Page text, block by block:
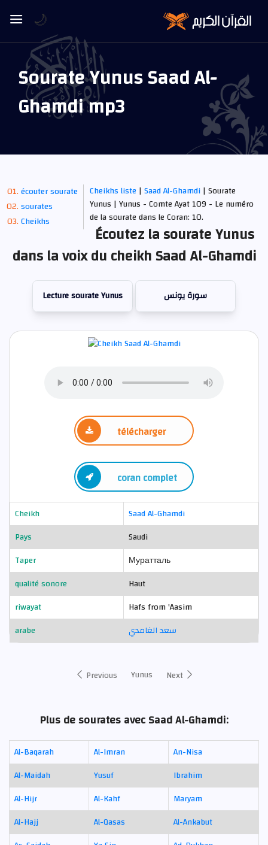
Sourate Yunus Saad Al-
Ghamdi mp3
écouter sourate
sourates
Cheikhs
Cheikhs liste |Saad Al-Ghamdi| Sourate
Yunus | Yunus - Comte Ayat 109 - Le numéro
de la sourate dans le Coran: 10.
Écoutez la sourate Yunus
dans la voix du cheikh Saad Al-Ghamdi
Lecture sourate Yunus سورة يونس
télécharger
coran complet
Cheikh
Saad Al-Ghamdi
Pays
Saudi
Taper
Муратталь
qualité sonore
Haut
riwayat
Hafs from 'Aasim
arabe
سعد الغامدي
Previous Yunus Next
Plus de sourates avec Saad Al-Ghamdi:
Al-Baqarah Al-Imran
An-Nisa
Al-Maidah
Yusuf
Ibrahim
Al-Hijr
Al-Kahf
Maryam
Al-Hajj
Al-Qasas
Al-Ankabut
🌙